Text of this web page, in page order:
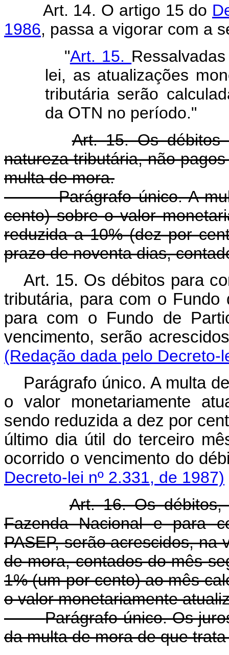
Art. 14. O artigo 15 do
1986, passa a vigorar com a
"Art. 15.
lei, as atualizações
tributária serão
da OTN no período."
Art. 15. Os débitos
natureza tributária, não
multa de mora.
Parágrafo único. A multa
cento) sobre o valor
reduzida a 10% (dez por
prazo de noventa dias,
Art. 15. Os débitos para
tributária, para com o Fundo
para com o Fundo de
vencimento, serão
(Redação dada pelo Decreto-
Parágrafo único. A multa
o valor monetariamente
sendo reduzida a dez por
último dia útil do terceiro
ocorrido o vencimento do
Decreto-lei nº 2.331, de 1987)
Art. 16. Os
Fazenda Nacional e para
PASEP, serão acrescidos, na
de mora, contados do mês
1% (um por cento) ao mês
o valor monetariamente
Parágrafo único. Os
da multa de mora de que